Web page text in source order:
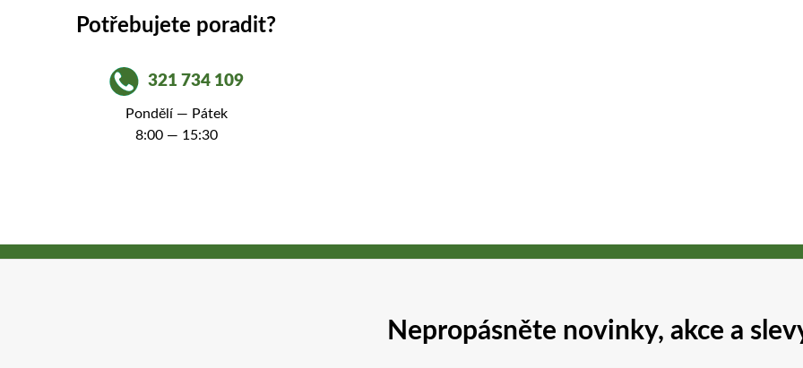
Potřebujete poradit?
321 734 109
Pondělí — Pátek
8:00 — 15:30
Nepropásněte novinky, akce a